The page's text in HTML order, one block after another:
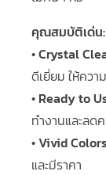
คุณสมบัติเด่น:
• Crystal
ดีเยี่ยม ให้คว
• Ready to
ทำงานและลด
• Vivid
และมีราคา